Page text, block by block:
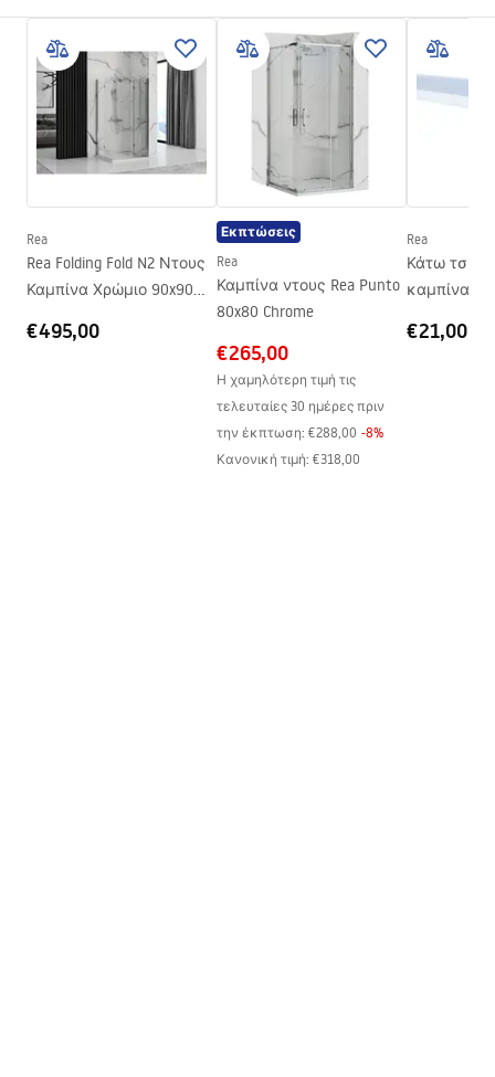
Τύπος βρύσης
Θερμοστατική
Τρόπος εγκατάστασης
επιτυχίο
Ρύθμιση ύψους
Ελάχιστο ύψος
880
mm
Μέγιστο ύψος
1200
Ρύθμιση πίεσης
Ναι
Σύστημα Anti-Calc
PVD
Διάσταση συνδέσεων
150
24 μήνες
Πληροφορίες ασφαλείας
Safety_Information_Shower_set.pdf
Όροι εγγύησης
Warranty_Terms_and_Conditions_Faucets_-_5.pdf
Οδηγίες συναρμολόγησης
shower_set.pdf
Rea
Rea Folding Fold N2 Ντους
Καμπίνα Χρώμιο 90x90
€495,00
Εκπτώσεις
Rea
Καμπίνα ντους Rea Punto
80x80 Chrome
€265,00
Η χαμηλότερη τιμή τις
τελευταίες 30 ημέρες πριν
την έκπτωση: €288,00 -8%
Κανονική τιμή: €318,00
Rea
Κάτω
καμπίνα
€21,00